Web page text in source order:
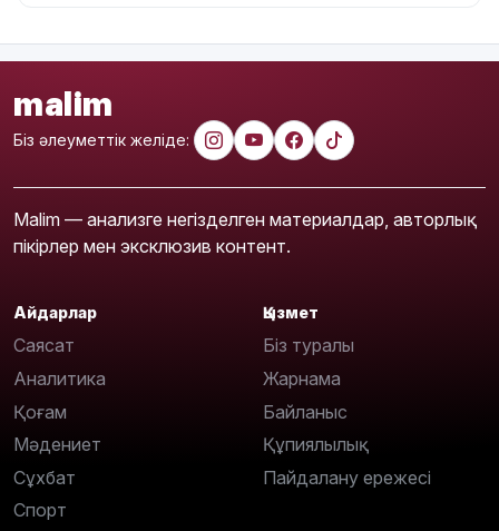
malim
Біз әлеуметтік желіде:
Malim — анализге негізделген материалдар, авторлық
пікірлер мен эксклюзив контент.
Айдарлар
Саясат
Аналитика
Қоғам
Мәдениет
Сұхбат
Спорт
Қызмет
Біз туралы
Жарнама
Байланыс
Құпиялылық
Пайдалану ережесі